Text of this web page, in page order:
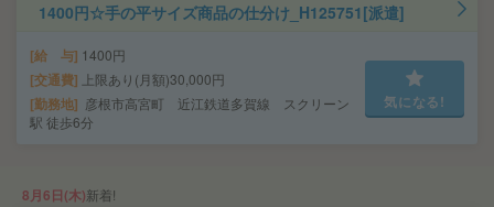
1400円☆手の平サイズ商品の仕分け_H125751[派遣]
給 与 1400円
交通費 上限あり(月額)30,000円
勤務地
彦根市高宮町 近江鉄道多賀線 スクリーン
駅 徒歩6分
気になる!
8月6日(木)新着!